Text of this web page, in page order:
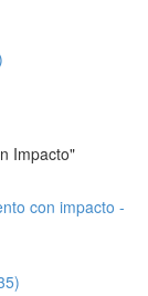
Impacto"
con impacto -